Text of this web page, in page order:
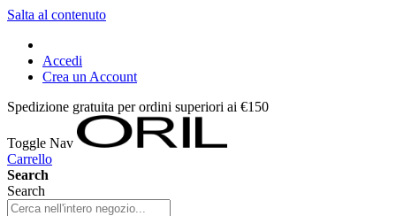
Salta al contenuto
Accedi
Crea un Account
Spedizione gratuita per ordini superiori ai €150
Toggle Nav
Carrello
Search
Search